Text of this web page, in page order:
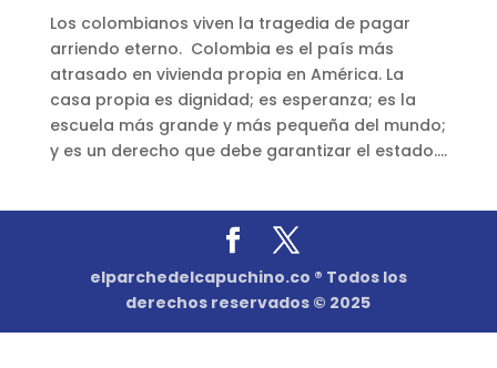
Los colombianos viven la tragedia de pagar
arriendo eterno. Colombia es el país más
atrasado en vivienda propia en América. La
casa propia es dignidad; es esperanza; es la
escuela más grande y más pequeña del mundo;
y es un derecho que debe garantizar el estado....
elparchedelcapuchino.co ® Todos los
derechos reservados © 2025